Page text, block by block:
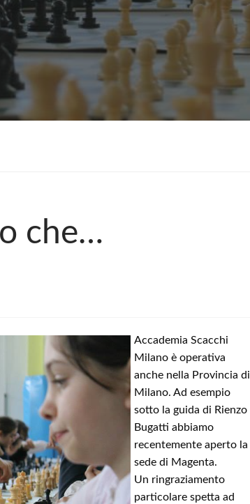
che…
Accademia Scacchi
Milano è operativa
anche nella Provincia di
Milano. Ad esempio
sotto la guida di Rienzo
Bugatti abbiamo
recentemente aperto la
sede di Magenta.
Un ringraziamento
particolare spetta ad